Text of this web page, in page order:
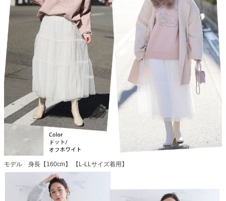
モデル 身長【160cm】 【L-LLサイズ着用】